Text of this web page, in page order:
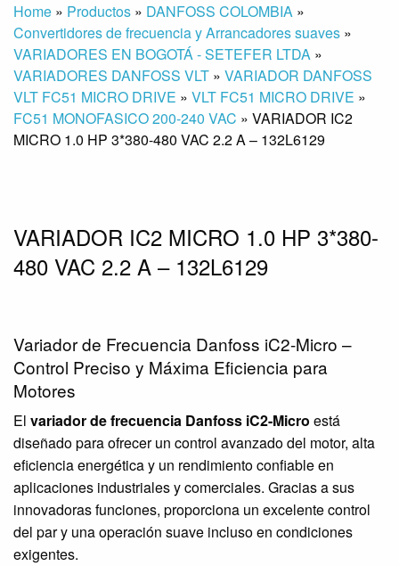
Home » Productos » DANFOSS COLOMBIA »
Convertidores de frecuencia y Arrancadores suaves »
VARIADORES EN BOGOTÁ - SETEFER LTDA »
VARIADORES DANFOSS VLT » VARIADOR DANFOSS
VLT FC51 MICRO DRIVE » VLT FC51 MICRO DRIVE »
FC51 MONOFASICO 200-240 VAC » VARIADOR IC2
MICRO 1.0 HP 3*380-480 VAC 2.2 A – 132L6129
VARIADOR IC2 MICRO 1.0 HP 3*380-
480 VAC 2.2 A – 132L6129
Variador de Frecuencia Danfoss iC2-Micro –
Control Preciso y Máxima Eficiencia para
Motores
El variador de frecuencia Danfoss iC2-Micro está
diseñado para ofrecer un control avanzado del motor, alta
eficiencia energética y un rendimiento confiable en
aplicaciones industriales y comerciales. Gracias a sus
innovadoras funciones, proporciona un excelente control
del par y una operación suave incluso en condiciones
exigentes.